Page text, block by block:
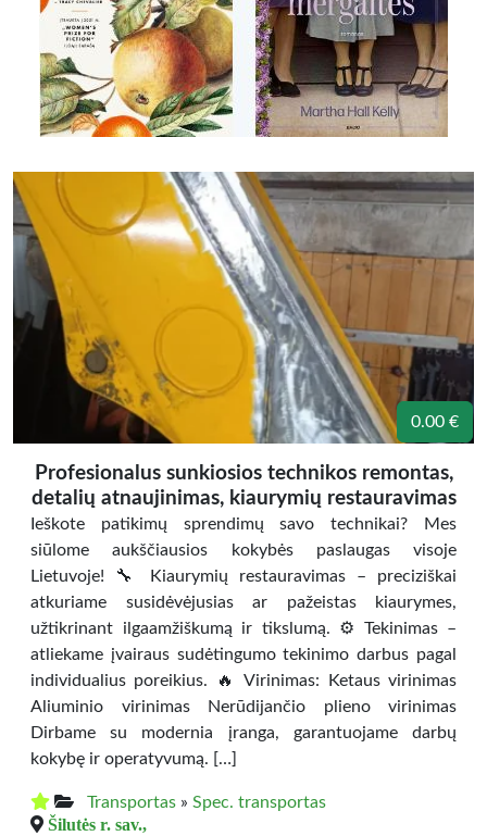
0.00 €
Profesionalus sunkiosios technikos remontas,
detalių atnaujinimas, kiaurymių restauravimas
Ieškote patikimų sprendimų savo technikai? Mes
siūlome aukščiausios kokybės paslaugas visoje
Lietuvoje! 🔧 Kiaurymių restauravimas – preciziškai
atkuriame susidėvėjusias ar pažeistas kiaurymes,
užtikrinant ilgaamžiškumą ir tikslumą. ⚙️ Tekinimas –
atliekame įvairaus sudėtingumo tekinimo darbus pagal
individualius poreikius. 🔥 Virinimas: Ketaus virinimas
Aliuminio virinimas Nerūdijančio plieno virinimas
Dirbame su modernia įranga, garantuojame darbų
kokybę ir operatyvumą. […]
Transportas » Spec. transportas
Šilutės r. sav.,